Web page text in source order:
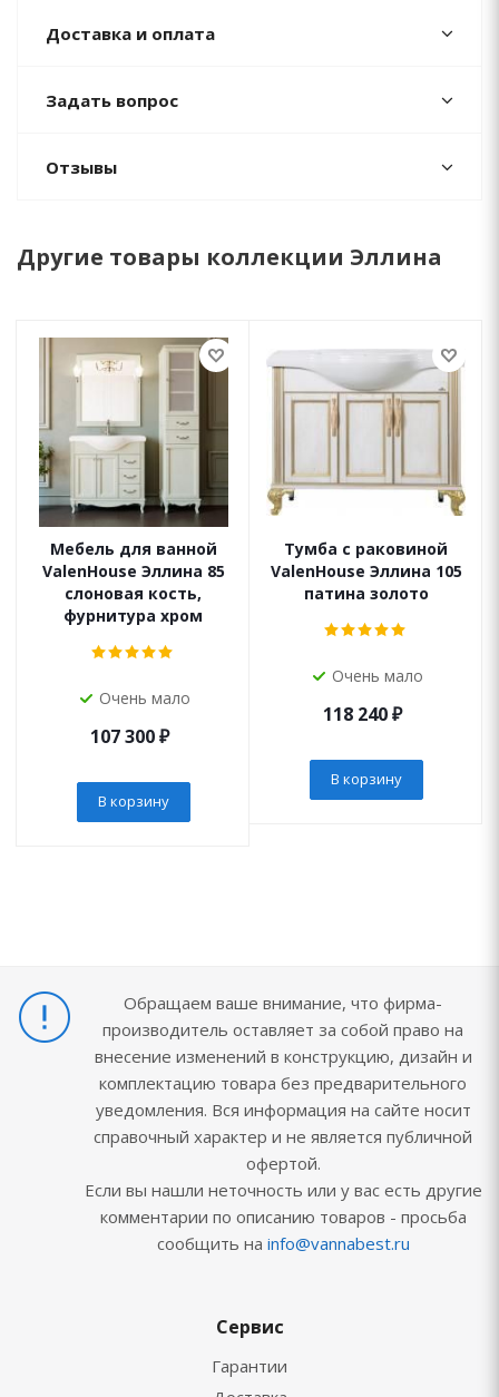
Доставка и оплата
Задать вопрос
Отзывы
Другие товары коллекции Эллина
Мебель для ванной
ValenHouse Эллина 85
слоновая кость,
фурнитура хром
Очень мало
107 300₽
В корзину
Тумба с раковиной
ValenHouse Эллина 105
патина золото
Очень мало
118 240₽
В корзину
Обращаем ваше внимание, что фирма-
производитель оставляет за собой право на
внесение изменений в конструкцию, дизайн и
комплектацию товара без предварительного
уведомления. Вся информация на сайте носит
справочный характер и не является публичной
офертой.
Если вы нашли неточность или у вас есть другие
комментарии по описанию товаров - просьба
сообщить на info@vannabest.ru
Сервис
Гарантии